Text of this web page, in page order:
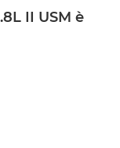
II USM è